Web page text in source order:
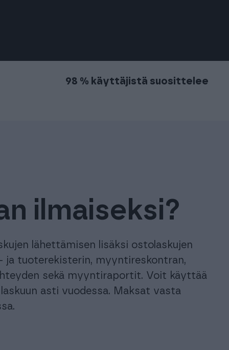
98 % käyttäjistä suosittelee
ilmaiseksi?
lähettämisen lisäksi ostolaskujen
ja tuoterekisterin, myyntireskontran,
sekä myyntiraportit. Voit käyttää
asti vuodessa. Maksat vasta